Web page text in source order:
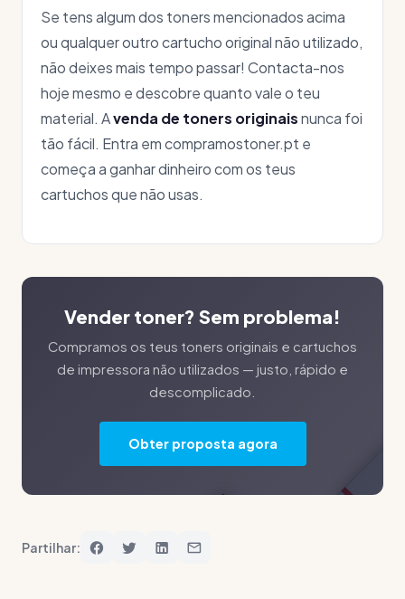
Se tens algum dos toners mencionados acima
ou qualquer outro cartucho original não utilizado,
não deixes mais tempo passar! Contacta-nos
hoje mesmo e descobre quanto vale o teu
material. Avenda de toners originaisnunca foi
tão fácil. Entra em compramostoner.pt e
começa a ganhar dinheiro com os teus
cartuchos que não usas.
Vender toner? Sem problema!
Compramos os teus toners originais e cartuchos
de impressora não utilizados — justo, rápido e
descomplicado.
Obter proposta agora
Partilhar: